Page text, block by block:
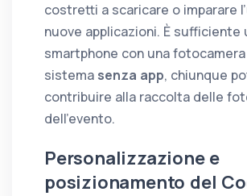
costretti a scaricare o imparare
nuove applicazioni. È sufficiente
smartphone con una
sistema senza app, chiunque
contribuire alla raccolta delle
dell’evento.
Personalizzazione e
posizionamento del